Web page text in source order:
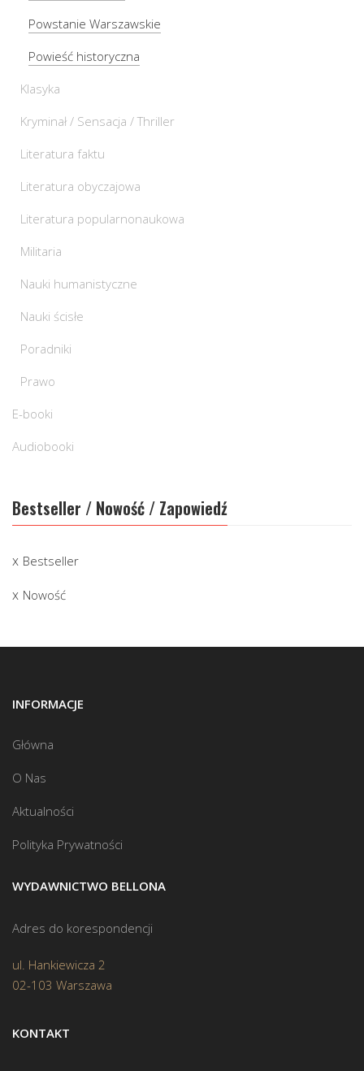
Powstanie Warszawskie
Powieść historyczna
Klasyka
Kryminał / Sensacja / Thriller
Literatura faktu
Literatura obyczajowa
Literatura popularnonaukowa
Militaria
Nauki humanistyczne
Nauki ścisłe
Poradniki
Prawo
E-booki
Audiobooki
Bestseller / Nowość / Zapowiedź
Bestseller
Nowość
INFORMACJE
Główna
O Nas
Aktualności
Polityka Prywatności
WYDAWNICTWO BELLONA
Adres do korespondencji
ul. Hankiewicza 2
02-103 Warszawa
KONTAKT